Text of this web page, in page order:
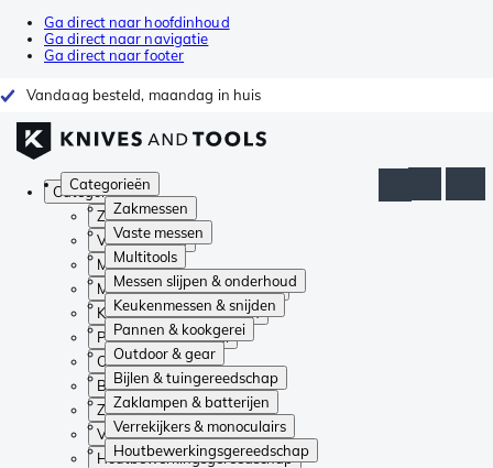
Ga direct naar hoofdinhoud
Ga direct naar navigatie
Ga direct naar footer
Vandaag besteld, maandag in huis
Categorieën
Zakmessen
Vaste messen
Multitools
Messen slijpen & onderhoud
Keukenmessen & snijden
Pannen & kookgerei
Outdoor & gear
Bijlen & tuingereedschap
Zaklampen & batterijen
Verrekijkers & monoculairs
Houtbewerkingsgereedschap
Categorieën
Zakmessen
Vaste messen
Multitools
Messen slijpen & onderhoud
Keukenmessen & snijden
Pannen & kookgerei
Outdoor & gear
Bijlen & tuingereedschap
Zaklampen & batterijen
Verrekijkers & monoculairs
Houtbewerkingsgereedschap